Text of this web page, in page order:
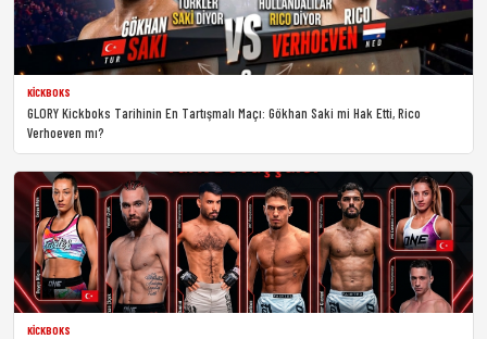
KICKBOKS
GLORY Kickboks Tarihinin En Tartışmalı Maçı: Gökhan Saki mi Hak Etti, Rico
Verhoeven mı?
KICKBOKS